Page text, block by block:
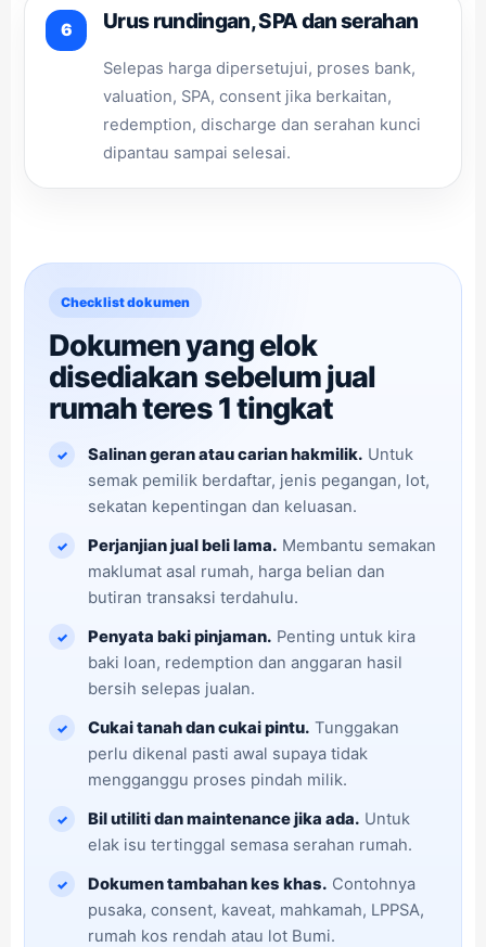
Urus rundingan, SPA dan serahan
Selepas harga dipersetujui, proses bank,
valuation, SPA, consent jika berkaitan,
redemption, discharge dan serahan kunci
dipantau sampai selesai.
Checklist dokumen
Dokumen yang elok
disediakan sebelum jual
rumah teres 1 tingkat
Salinan geran atau carian hakmilik. Untuk
semak pemilik berdaftar, jenis pegangan, lot,
sekatan kepentingan dan keluasan.
Perjanjian jual beli lama. Membantu semakan
maklumat asal rumah, harga belian dan
butiran transaksi terdahulu.
Penyata baki pinjaman. Penting untuk kira
baki loan, redemption dan anggaran hasil
bersih selepas jualan.
Cukai tanah dan cukai pintu. Tunggakan
perlu dikenal pasti awal supaya tidak
mengganggu proses pindah milik.
Bil utiliti dan maintenance jika ada. Untuk
elak isu tertinggal semasa serahan rumah.
Dokumen tambahan kes khas. Contohnya
pusaka, consent, kaveat, mahkamah, LPPSA,
rumah kos rendah atau lot Bumi.